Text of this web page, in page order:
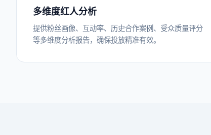
多维度红人分析
提供粉丝画像、互动率、历史合作案例、受众质量评分
等多维度分析报告，确保投放精准有效。